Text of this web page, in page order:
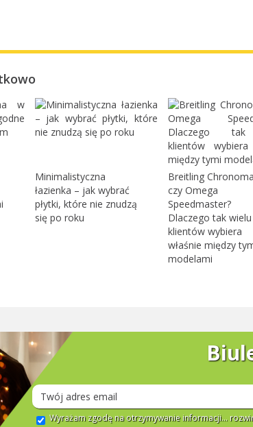
Minimalistyczna
łazienka – jak wybrać
płytki, które nie znudzą
się po roku
Breitling
czy Omega
Speedmaster?
Dlaczego tak wielu
klientów wybiera
właśnie między
modelami
Wyrażam zgodę na otrzymywanie informacji...